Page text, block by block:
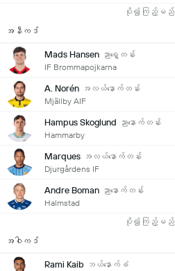
ပို၍ကြည့်မည်
အနီကဒ်
Mads Hansen ညာရှေ့တန်း
IF Brommapojkarna
A. Norén အလယ်နောက်တန်း
Mjällby AIF
Hampus Skoglund ညာနောက်တန်း
Hammarby
Marques အလယ်နောက်တန်း
Djurgårdens IF
Andre Boman ညာနောက်တန်း
Halmstad
ပို၍ကြည့်မည်
အဝါကဒ်
Rami Kaib ဘယ်နောက်ခံ